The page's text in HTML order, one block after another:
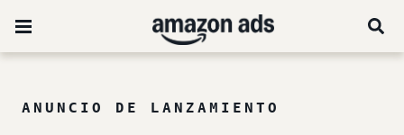
ANUNCIO DE LANZAMIENTO